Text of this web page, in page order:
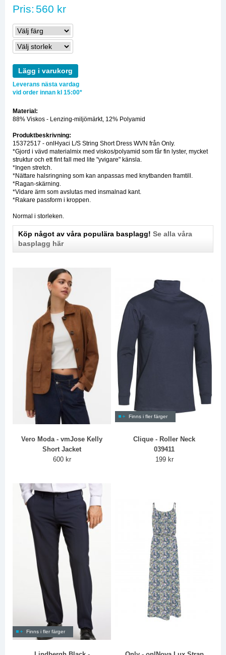
Pris: 560 kr
Lägg i varukorg
Leverans nästa vardag
vid order innan kl 15:00*
Material:
88% Viskos - Lenzing-miljömärkt, 12% Polyamid
Produktbeskrivning:
15372517 - onlHyaci L/S String Short Dress WVN från Only.
*Gjord i vävd materialmix med viskos/polyamid som får fin lyster, mycket
struktur och ett fint fall med lite "yvigare" känsla.
*Ingen stretch.
*Nättare halsringning som kan anpassas med knytbanden framtill.
*Ragan-skärning.
*Vidare ärm som avslutas med insmalnad kant.
*Rakare passform i kroppen.
Normal i storleken.
Köp något av våra populära basplagg! Se alla våra
basplagg här
Vero Moda - vmJose Kelly
Short Jacket
600 kr
Finns i fler färger
Clique - Roller Neck
039411
199 kr
Finns i fler färger